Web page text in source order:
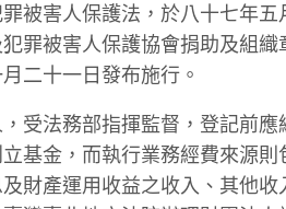
被害人保護法，於八十七年五
罪被害人保護協會捐助及組
二十一日發布施行。
受法務部指揮監督，登記前
基金，而執行業務經費來源
財產運用收益之收入、其他